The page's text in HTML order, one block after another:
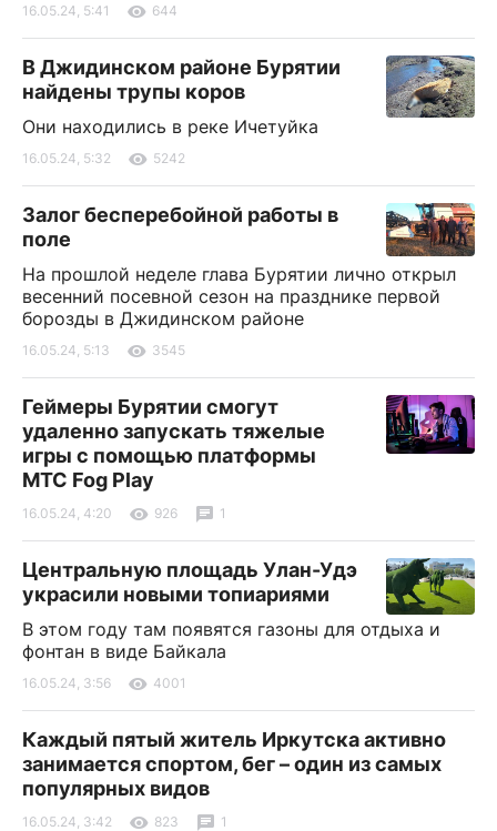
16.05.24, 5:41 644
В Джидинском районе Бурятии
найдены трупы коров
Они находились в реке Ичетуйка
16.05.24, 5:32 5242
Залог бесперебойной работы в
поле
На прошлой неделе глава Бурятии лично открыл
весенний посевной сезон на празднике первой
борозды в Джидинском районе
16.05.24, 5:13 3545
Геймеры Бурятии смогут
удаленно запускать тяжелые
игры с помощью платформы
МТС Fog Play
16.05.24, 4:20 926 1
Центральную площадь Улан-Удэ
украсили новыми топиариями
В этом году там появятся газоны для отдыха и
фонтан в виде Байкала
16.05.24, 3:56 4001
Каждый пятый житель Иркутска активно
занимается спортом, бег – один из самых
популярных видов
16.05.24, 3:42 823 1